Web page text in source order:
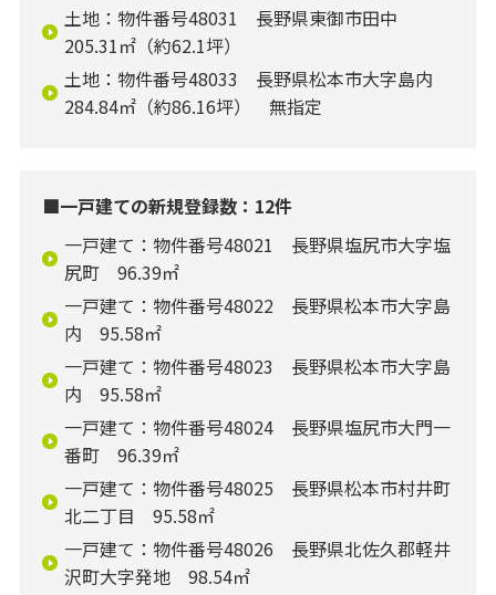
土地：物件番号48031 長野県東御市田中
205.31㎡（約62.1坪）
土地：物件番号48033 長野県松本市大字島内
284.84㎡（約86.16坪） 無指定
■一戸建ての新規登録数：12件
一戸建て：物件番号48021 長野県塩尻市大字塩
尻町 96.39㎡
一戸建て：物件番号48022 長野県松本市大字島
内 95.58㎡
一戸建て：物件番号48023 長野県松本市大字島
内 95.58㎡
一戸建て：物件番号48024 長野県塩尻市大門一
番町 96.39㎡
一戸建て：物件番号48025 長野県松本市村井町
北二丁目 95.58㎡
一戸建て：物件番号48026 長野県北佐久郡軽井
沢町大字発地 98.54㎡